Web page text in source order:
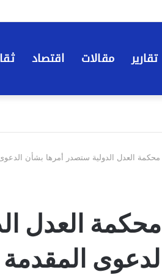
تقارير مقالات اقتصاد
محكمة العدل الدولية ستصدر أمرها بشأن
العدل